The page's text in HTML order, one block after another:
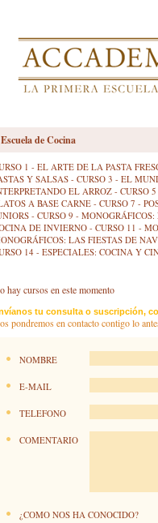
de Cocina
1 - EL ARTE DE LA PASTA
Y SALSAS- CURSO 3 - EL
EL ARROZ - CURSO
A BASE CARNE- CURSO 7 -
- CURSO 9 -
DE INVIERNO- CURSO 11 -
LAS FIESTAS DE
14 - ESPECIALES: COCINA Y
hay cursos en este momento
tu consulta o suscripción,
pondremos en contacto contigo lo
NOMBRE
E-MAIL
TELEFONO
COMENTARIO
¿COMO NOS HA CONOCIDO?